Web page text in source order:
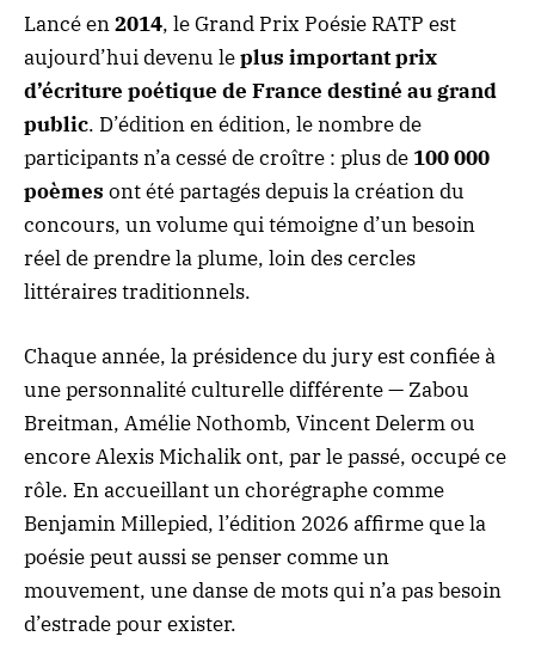
Lancé en2014, le Grand Prix Poésie RATP est
aujourd’hui devenu leplus important prix
d’écriture poétique de France destiné au grand
public. D’édition en édition, le nombre de
participants n’a cessé de croître : plus de 100 000
poèmes ont été partagés depuis la création du
concours, un volume qui témoigne d’un besoin
réel de prendre la plume, loin des cercles
littéraires traditionnels.
Chaque année, la présidence du jury est confiée à
une personnalité culturelle différente — Zabou
Breitman, Amélie Nothomb, Vincent Delerm ou
encore Alexis Michalik ont, par le passé, occupé ce
rôle. En accueillant un chorégraphe comme
Benjamin Millepied, l’édition 2026 affirme que la
poésie peut aussi se penser comme un
mouvement, une danse de mots qui n’a pas besoin
d’estrade pour exister.